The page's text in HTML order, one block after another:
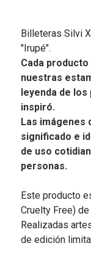
Billeteras Silvi
"Irupé".
Cada
nuestras
leyenda de
inspiró.
Las imágenes
significado e
de uso
personas.
Este producto
Cruelty Free)
Realizadas
de edición